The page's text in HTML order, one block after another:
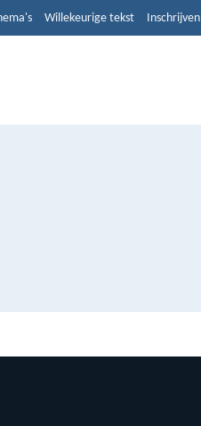
Willekeurige tekst Inschrijven